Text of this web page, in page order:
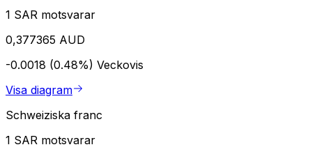
1 SAR motsvarar
0,377365 AUD
-0.0018 (0.48%) Veckovis
Visa diagram
Schweiziska franc
1 SAR motsvarar